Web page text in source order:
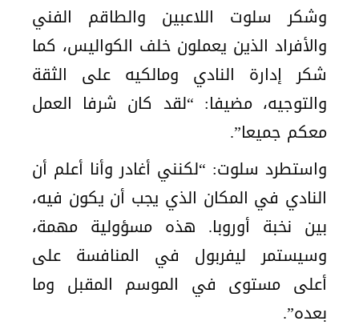
وشكر سلوت اللاعبين والطاقم الفني
والأفراد الذين يعملون خلف الكواليس، كما
شكر إدارة النادي ومالكيه على الثقة
والتوجيه، مضيفا: “لقد كان شرفا العمل
معكم جميعا”.
واستطرد سلوت: “لكنني أغادر وأنا أعلم أن
النادي في المكان الذي يجب أن يكون فيه،
بين نخبة أوروبا. هذه مسؤولية مهمة،
وسيستمر ليفربول في المنافسة على
أعلى مستوى في الموسم المقبل وما
بعده”.